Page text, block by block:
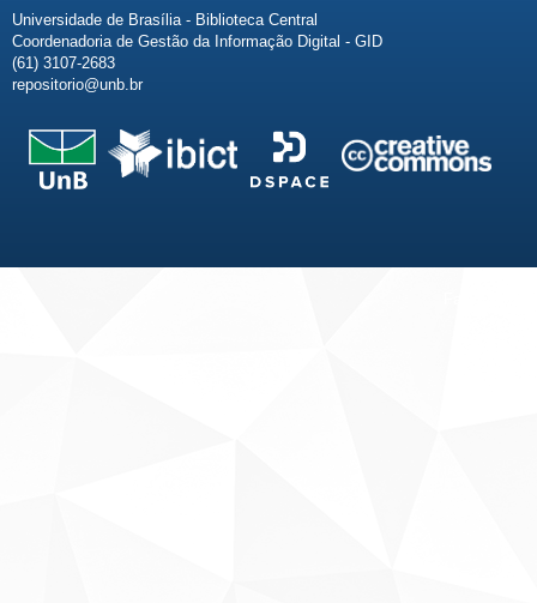
Universidade de Brasília - Biblioteca Central
Coordenadoria de Gestão da Informação Digital - GID
(61) 3107-2683
repositorio@unb.br